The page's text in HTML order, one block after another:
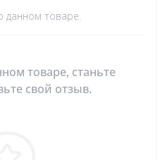
данном товаре.
товаре, станьте
свой отзыв.